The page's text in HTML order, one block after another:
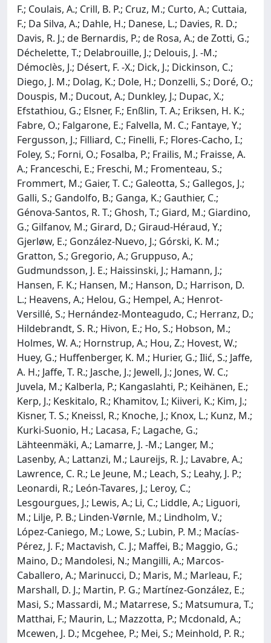
F.; Coulais, A.; Crill, B. P.; Cruz, M.; Curto, A.; Cuttaia,
F.; Da Silva, A.; Dahle, H.; Danese, L.; Davies, R. D.;
Davis, R. J.; de Bernardis, P.; de Rosa, A.; de Zotti, G.;
Déchelette, T.; Delabrouille, J.; Delouis, J. -M.;
Démoclès, J.; Désert, F. -X.; Dick, J.; Dickinson, C.;
Diego, J. M.; Dolag, K.; Dole, H.; Donzelli, S.; Doré, O.;
Douspis, M.; Ducout, A.; Dunkley, J.; Dupac, X.;
Efstathiou, G.; Elsner, F.; Enßlin, T. A.; Eriksen, H. K.;
Fabre, O.; Falgarone, E.; Falvella, M. C.; Fantaye, Y.;
Fergusson, J.; Filliard, C.; Finelli, F.; Flores-Cacho, I.;
Foley, S.; Forni, O.; Fosalba, P.; Frailis, M.; Fraisse, A.
A.; Franceschi, E.; Freschi, M.; Fromenteau, S.;
Frommert, M.; Gaier, T. C.; Galeotta, S.; Gallegos, J.;
Galli, S.; Gandolfo, B.; Ganga, K.; Gauthier, C.;
Génova-Santos, R. T.; Ghosh, T.; Giard, M.; Giardino,
G.; Gilfanov, M.; Girard, D.; Giraud-Héraud, Y.;
Gjerløw, E.; González-Nuevo, J.; Górski, K. M.;
Gratton, S.; Gregorio, A.; Gruppuso, A.;
Gudmundsson, J. E.; Haissinski, J.; Hamann, J.;
Hansen, F. K.; Hansen, M.; Hanson, D.; Harrison, D.
L.; Heavens, A.; Helou, G.; Hempel, A.; Henrot-
Versillé, S.; Hernández-Monteagudo, C.; Herranz, D.;
Hildebrandt, S. R.; Hivon, E.; Ho, S.; Hobson, M.;
Holmes, W. A.; Hornstrup, A.; Hou, Z.; Hovest, W.;
Huey, G.; Huffenberger, K. M.; Hurier, G.; Ilić, S.; Jaffe,
A. H.; Jaffe, T. R.; Jasche, J.; Jewell, J.; Jones, W. C.;
Juvela, M.; Kalberla, P.; Kangaslahti, P.; Keihänen, E.;
Kerp, J.; Keskitalo, R.; Khamitov, I.; Kiiveri, K.; Kim, J.;
Kisner, T. S.; Kneissl, R.; Knoche, J.; Knox, L.; Kunz, M.;
Kurki-Suonio, H.; Lacasa, F.; Lagache, G.;
Lähteenmäki, A.; Lamarre, J. -M.; Langer, M.;
Lasenby, A.; Lattanzi, M.; Laureijs, R. J.; Lavabre, A.;
Lawrence, C. R.; Le Jeune, M.; Leach, S.; Leahy, J. P.;
Leonardi, R.; León-Tavares, J.; Leroy, C.;
Lesgourgues, J.; Lewis, A.; Li, C.; Liddle, A.; Liguori,
M.; Lilje, P. B.; Linden-Vørnle, M.; Lindholm, V.;
López-Caniego, M.; Lowe, S.; Lubin, P. M.; Macías-
Pérez, J. F.; Mactavish, C. J.; Maffei, B.; Maggio, G.;
Maino, D.; Mandolesi, N.; Mangilli, A.; Marcos-
Caballero, A.; Marinucci, D.; Maris, M.; Marleau, F.;
Marshall, D. J.; Martin, P. G.; Martínez-González, E.;
Masi, S.; Massardi, M.; Matarrese, S.; Matsumura, T.;
Matthai, F.; Maurin, L.; Mazzotta, P.; Mcdonald, A.;
Mcewen, J. D.; Mcgehee, P.; Mei, S.; Meinhold, P. R.;